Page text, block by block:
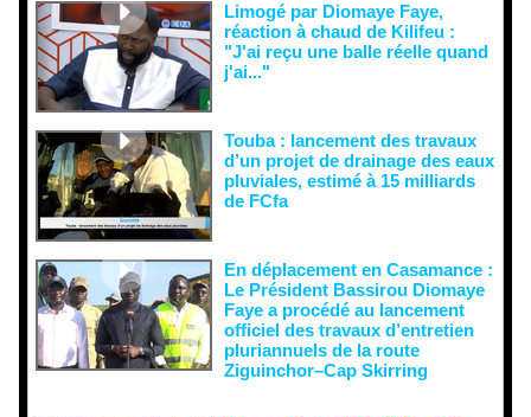
Limogé par Diomaye Faye,
réaction à chaud de Kilifeu :
"J'ai reçu une balle réelle quand
j'ai..."
Touba : lancement des travaux
d’un projet de drainage des eaux
pluviales, estimé à 15 milliards
de FCfa ‎
En déplacement en Casamance :
Le Président Bassirou Diomaye
Faye a procédé au lancement
officiel des travaux d’entretien
pluriannuels de la route
Ziguinchor–Cap Skirring